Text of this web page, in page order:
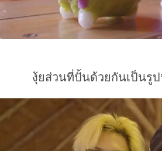
งุ้ยส่วนที่ปั้นด้วยกันเป็นรู